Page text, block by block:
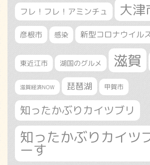
フレ！フレ！アミンチュ 大津
彦根市 感染 新型コロナウイル
東近江市 湖国のグルメ 滋賀
滋賀経済NOW 琵琶湖 甲賀市
知ったかぶりカイツブリ
知ったかぶりカイツ
ーす